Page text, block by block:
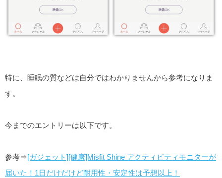
特に、睡眠の質などは自分ではわかりませんから参考になりま
す。
今までのエントリーは以下です。
参考⇒[ガジェット][健康]Misfit Shine アクティビティモニターが
届いた！1日だけだけど耐用性・安定性は予想以上！